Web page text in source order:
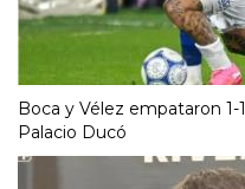
Boca y Vélez empataron
Palacio Ducó